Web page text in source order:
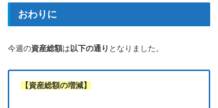
おわりに
今週の資産総額は以下の通り となりました。
【資産総額の増減】